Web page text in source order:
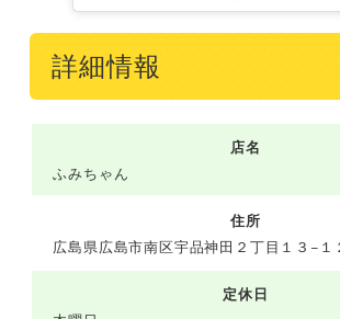
詳細情報
店名
ふみちゃん
住所
広島県広島市南区宇品神田２丁目１３−１
定休日